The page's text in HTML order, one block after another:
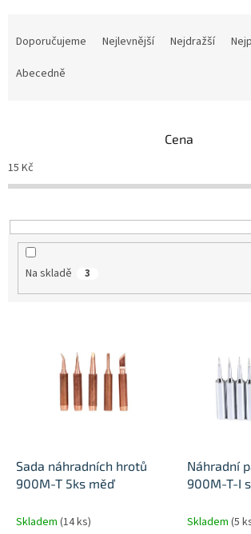
o
d
k
t
Doporučujeme Nejlevnější Nejdražší
Abecedně
Cena
15 Kč
Na skladě 3
Sada náhradních hrotů
900M-T 5ks měď
Skladem (14 ks)
Náhradní
900M-T-I
Skladem (5